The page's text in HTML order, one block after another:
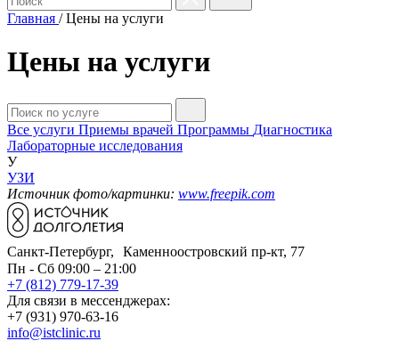
Главная / Цены на услуги
Цены на услуги
Все услуги Приемы врачей Программы Диагностика
Лабораторные исследования
У
УЗИ
Источник фото/картинки: www.freepik.com
Санкт-Петербург, Каменноостровский пр-кт, 77
Пн - Сб 09:00 – 21:00
+7 (812) 779-17-39
Для связи в мессенджерах:
+7 (931) 970-63-16
info@istclinic.ru